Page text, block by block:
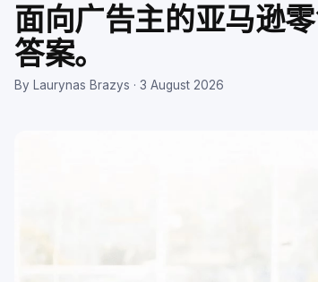
面向广告主的亚马逊
答案。
By Laurynas Brazys · 3 August 2026